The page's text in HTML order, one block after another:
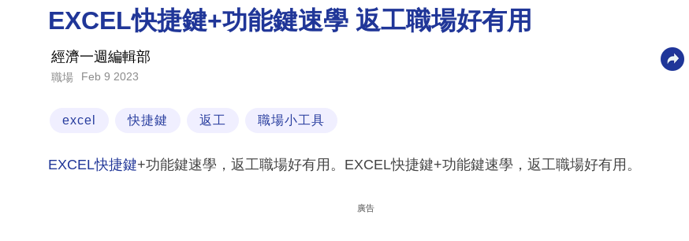
EXCEL快捷鍵+功能鍵速學 返工職場好有用
經濟一週編輯部
職場 Feb 9 2023
excel 快捷鍵 返工 職場小工具
EXCEL快捷鍵+功能鍵速學，返工職場好有用。EXCEL快捷鍵+功能鍵速學，返工職場好有用。
廣告